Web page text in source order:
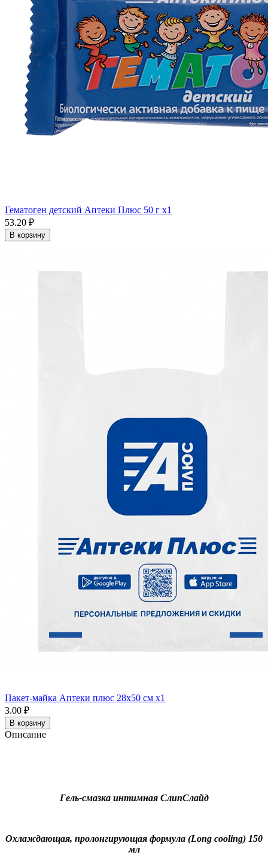
Гематоген детский Аптеки Плюс 50 г x1
53.20 ₽
В корзину
Пакет-майка Аптеки плюс 28х50 см x1
3.00 ₽
В корзину
Описание
Гель-смазка интимная СлипСлайд
Охлаждающая, пролонгирующая формула (Long cooling) 150
мл